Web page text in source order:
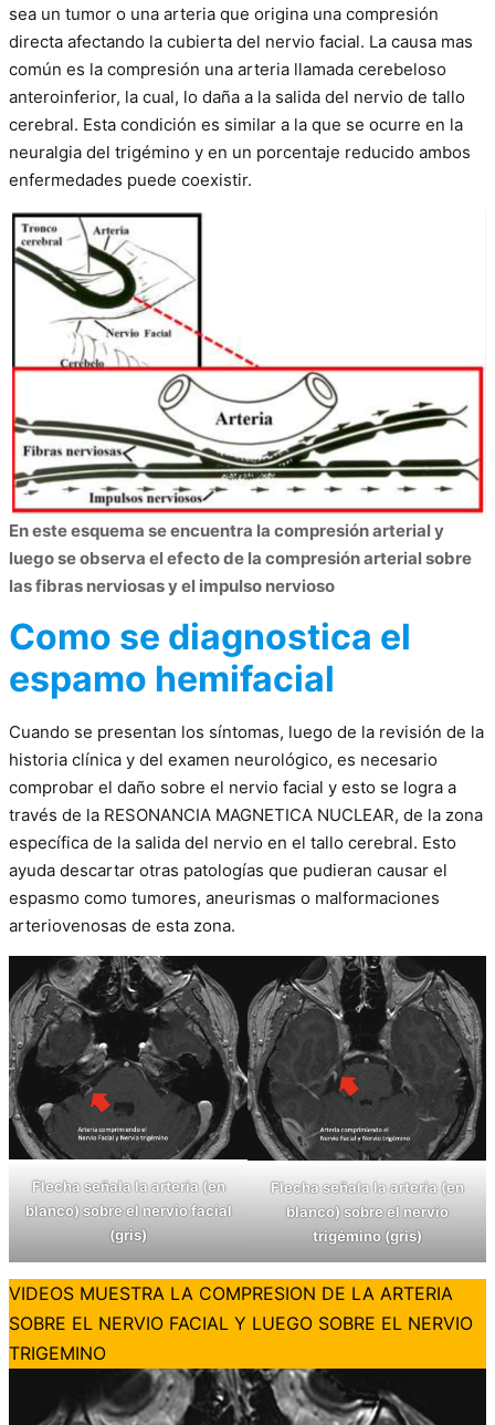
sea un tumor o una arteria que origina una compresión
directa afectando la cubierta del nervio facial. La causa mas
común es la compresión una arteria llamada cerebeloso
anteroinferior, la cual, lo daña a la salida del nervio de tallo
cerebral. Esta condición es similar a la que se ocurre en la
neuralgia del trigémino y en un porcentaje reducido ambos
enfermedades puede coexistir.
En este esquema se encuentra la compresión arterial y
luego se observa el efecto de la compresión arterial sobre
las fibras nerviosas y el impulso nervioso
Como se diagnostica el
espamo hemifacial
Cuando se presentan los síntomas, luego de la revisión de la
historia clínica y del examen neurológico, es necesario
comprobar el daño sobre el nervio facial y esto se logra a
través de la RESONANCIA MAGNETICA NUCLEAR, de la zona
específica de la salida del nervio en el tallo cerebral. Esto
ayuda descartar otras patologías que pudieran causar el
espasmo como tumores, aneurismas o malformaciones
arteriovenosas de esta zona.
Flecha señala la arteria (en
blanco) sobre el nervio facial
(gris)
Flecha señala la arteria (en
blanco) sobre el nervio
trigémino (gris)
VIDEOS MUESTRA LA COMPRESION DE LA ARTERIA
SOBRE EL NERVIO FACIAL Y LUEGO SOBRE EL NERVIO
TRIGEMINO